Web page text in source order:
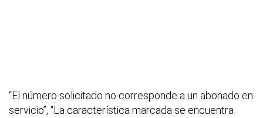
“El número solicitado no corresponde a un abonado en
servicio”, “La característica marcada se encuentra